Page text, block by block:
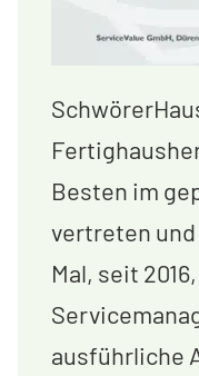
Besten im
vertreten
Mal, seit
ausführliche